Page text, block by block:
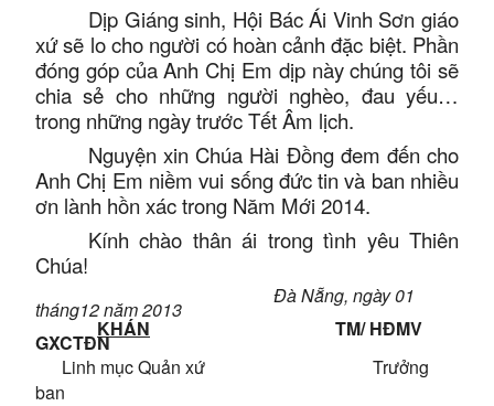
Dịp Giáng sinh, Hội Bác Ái Vinh Sơn giáo
xứ sẽ lo cho người có hoàn cảnh đặc biệt. Phần
đóng góp của Anh Chị Em dịp này chúng tôi sẽ
chia sẻ cho những người nghèo, đau yếu…
trong những ngày trước Tết Âm lịch.
Nguyện xin Chúa Hài Đồng đem đến cho
Anh Chị Em niềm vui sống đức tin và ban nhiều
ơn lành hồn xác trong Năm Mới 2014.
Kính chào thân ái trong tình yêu Thiên
Chúa!
Đà Nẵng, ngày 01
tháng12 năm 2013
KHÁN TM/ HĐMV
GXCTĐN
Linh mục Quản xứ Trưởng
ban